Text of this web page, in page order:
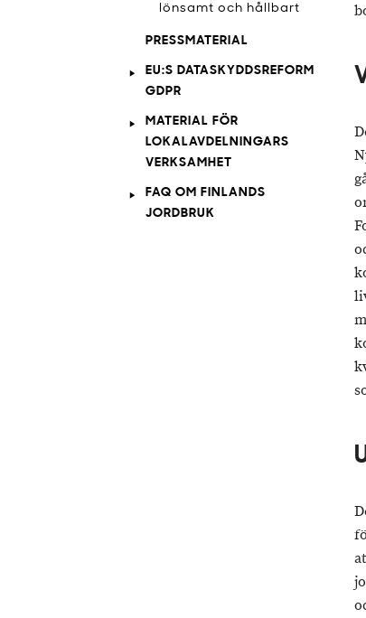
lönsamt och hållbart
PRESSMATERIAL
EU:S DATASKYDDSREFORM
GDPR
MATERIAL FÖR
LOKALAVDELNINGARS
VERKSAMHET
FAQ OM FINLANDS
JORDBRUK